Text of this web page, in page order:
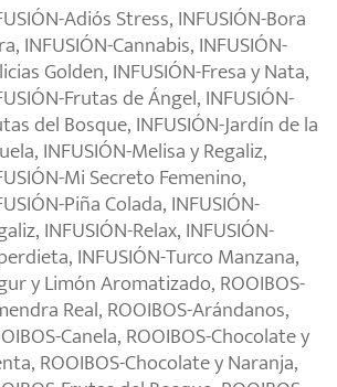
Adiós Stress, INFUSIÓN-Bora
INFUSIÓN-Cannabis, INFUSIÓN-
Golden, INFUSIÓN-Fresa y Nata,
Frutas de Ángel, INFUSIÓN-
del Bosque, INFUSIÓN-Jardín de la
INFUSIÓN-Melisa y Regaliz,
Mi Secreto Femenino,
Piña Colada, INFUSIÓN-
INFUSIÓN-Relax, INFUSIÓN-
INFUSIÓN-Turco Manzana,
y Limón Aromatizado, ROOIBOS-
Real, ROOIBOS-Arándanos,
Canela, ROOIBOS-Chocolate y
ROOIBOS-Chocolate y Naranja,